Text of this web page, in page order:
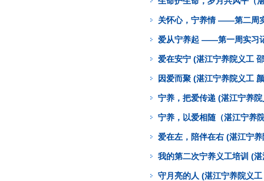
关怀心，宁养情 ——第二周
爱从宁养起 ——第一周实习
爱在安宁 (湛江宁养院义工
因爱而聚 (湛江宁养院义工
宁养，把爱传递 (湛江宁养
宁养，以爱相随（湛江宁养
爱在左，陪伴在右 (湛江宁
我的第二次宁养义工培训 (
守月亮的人 (湛江宁养院义